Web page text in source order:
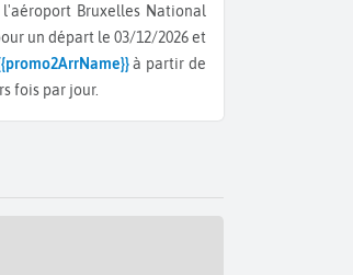
Bruxelles National
un départ le 03/12/2026 et
à partir de
fois par jour.